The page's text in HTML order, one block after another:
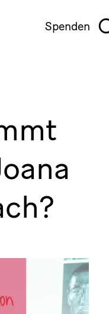
Spenden